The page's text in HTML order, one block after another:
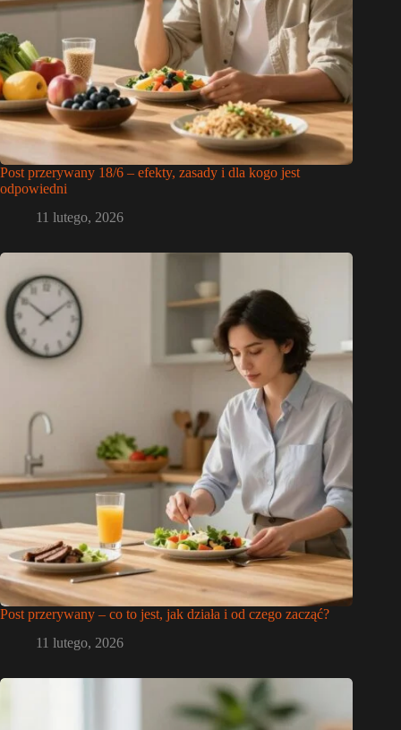
Post przerywany 18/6 – efekty, zasady i dla kogo jest
odpowiedni
11 lutego, 2026
Post przerywany – co to jest, jak działa i od czego zacząć?
11 lutego, 2026